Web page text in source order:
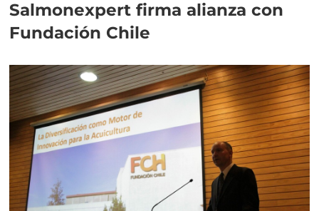
Salmonexpert firma alianza con
Fundación Chile